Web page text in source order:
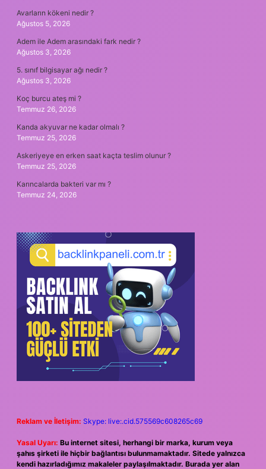
Avarların kökeni nedir ?
Ağustos 5, 2026
Adem ile Adem arasındaki fark nedir ?
Ağustos 3, 2026
5. sınıf bilgisayar ağı nedir ?
Ağustos 3, 2026
Koç burcu ateş mi ?
Temmuz 26, 2026
Kanda akyuvar ne kadar olmalı ?
Temmuz 25, 2026
Askeriyeye en erken saat kaçta teslim olunur ?
Temmuz 25, 2026
Karıncalarda bakteri var mı ?
Temmuz 24, 2026
Reklam ve İletişim: Skype: live:.cid.575569c608265c69
Yasal Uyarı: Bu internet sitesi, herhangi bir marka, kurum veya
şahıs şirketi ile hiçbir bağlantısı bulunmamaktadır. Sitede yalnızca
kendi hazırladığımız makaleler paylaşılmaktadır. Burada yer alan